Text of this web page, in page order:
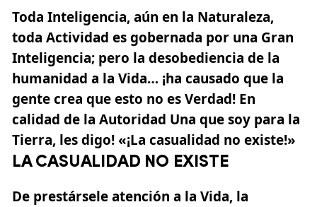
Toda Inteligencia, aún en la Naturaleza,
toda Actividad es gobernada por una Gran
Inteligencia; pero la desobediencia de la
humanidad a la Vida… ¡ha causado que la
gente crea que esto no es Verdad! En
calidad de la Autoridad Una que soy para la
Tierra, les digo! «¡La casualidad no existe!»
LA CASUALIDAD NO EXISTE
De prestársele atención a la Vida, la